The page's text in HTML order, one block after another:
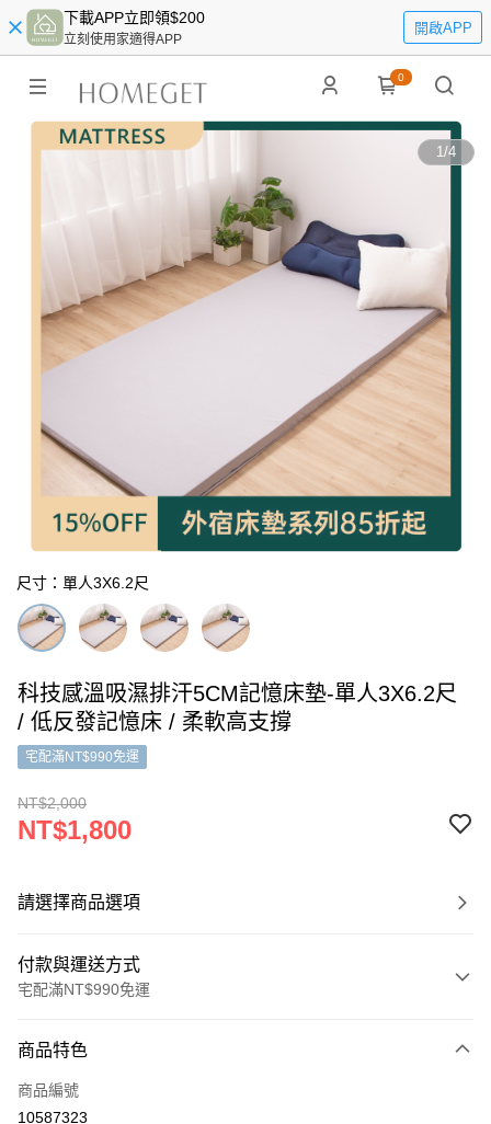
下載APP立即領$200
立刻使用家適得APP
開啟APP
0
1/4
尺寸：單人3X6.2尺
科技感溫吸濕排汗5CM記憶床墊-單人3X6.2尺
/ 低反發記憶床 / 柔軟高支撐
宅配滿NT$990免運
NT$2,000
NT$1,800
請選擇商品選項
付款與運送方式
宅配滿NT$990免運
信用卡一次付款
LINE Pay
商品特色
商品編號
10587323